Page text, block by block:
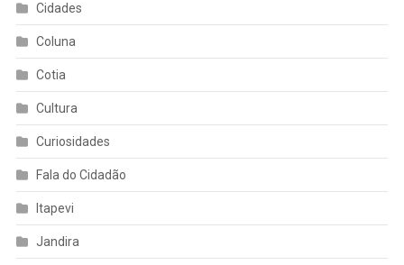
Cidades
Coluna
Cotia
Cultura
Curiosidades
Fala do Cidadão
Itapevi
Jandira